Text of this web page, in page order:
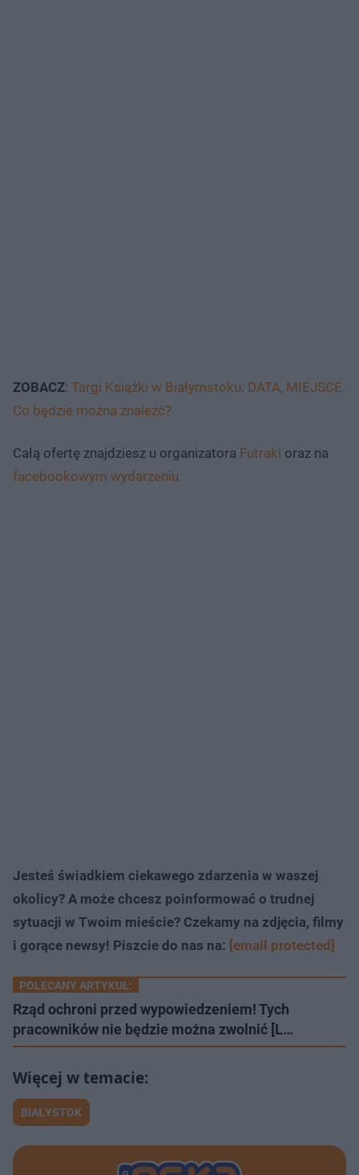
ZOBACZ: Targi Książki w Białymstoku. DATA, MIEJSCE.
Co będzie można znaleźć?
Całą ofertę znajdziesz u organizatora Futraki oraz na
facebookowym wydarzeniu.
Jesteś świadkiem ciekawego zdarzenia w waszej
okolicy? A może chcesz poinformować o trudnej
sytuacji w Twoim mieście? Czekamy na zdjęcia, filmy
i gorące newsy! Piszcie do nas na: [email protected]
POLECANY ARTYKUŁ:
Rząd ochroni przed wypowiedzeniem! Tych
pracowników nie będzie można zwolnić [L…
BIAŁYSTOK